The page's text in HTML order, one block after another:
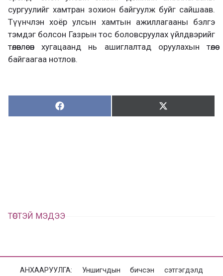
сургуулийг хамтран зохион байгуулж буйг сайшаав.
Түүнчлэн хоёр улсын хамтын ажиллагааны бэлгэ
тэмдэг болсон Газрын тос боловсруулах үйлдвэрийг
төлөвлөсөн хугацаанд нь ашиглалтад оруулахын төлөө
байгаагаа нотлов.
Хуваалцах:
Х
у
Түгээх:
Т
ү
ТӨСТЭЙ МЭДЭЭ
АНХААРУУЛГА: Уншигчдын бичсэн сэтгэгдэлд